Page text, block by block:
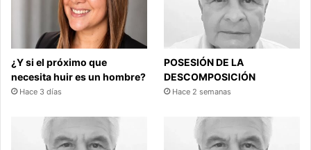
¿Y si el próximo que
necesita huir es un hombre?
Hace 3 días
POSESIÓN DE LA
DESCOMPOSICIÓN
Hace 2 semanas